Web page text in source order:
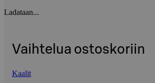
Ladataan...
Vaihtelua ostoskoriin
Kaalit